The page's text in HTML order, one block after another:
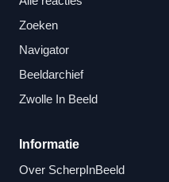
Zoeken
Navigator
Beeldarchief
Zwolle In Beeld
Informatie
Over ScherpInBeeld